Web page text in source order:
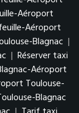
Aéroport
Aéroport
Blagnac |
| Réserver taxi
Aéroport
Toulouse-
Blagnac